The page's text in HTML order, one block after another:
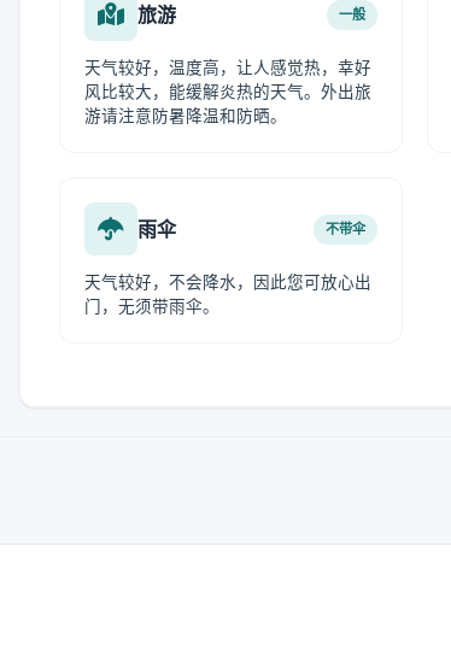
旅游 一般
天气较好，温度高，让人感觉热，幸好
风比较大，能缓解炎热的天气。外出旅
游请注意防暑降温和防晒。
雨伞 不带伞
天气较好，不会降水，因此您可放心出
门，无须带雨伞。